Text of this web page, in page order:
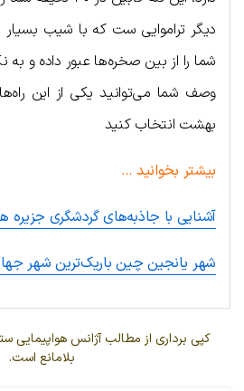
شما را از بین صخره‌ها عبور داده و به
وصف شما می‌توانید یکی از این راه‌ها
بهشت انتخاب کنید
بیشتر بخوانید …
آشنایی با جاذبه‌های گردشگری جزیره
شهر یانجین چین باریک‌ترین شهر
کپی برداری از مطالب آژانس هواپیمایی
بلامانع است.